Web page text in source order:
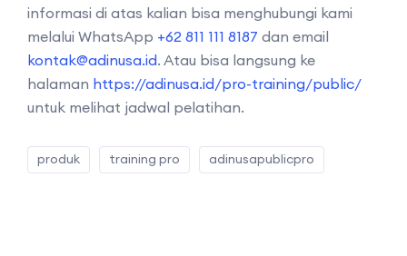
informasi di atas kalian bisa menghubungi kami
melalui WhatsApp +62 811 111 8187 dan email
kontak@adinusa.id. Atau bisa langsung ke
halaman https://adinusa.id/pro-training/public/
untuk melihat jadwal pelatihan.
produk training pro adinusapublicpro